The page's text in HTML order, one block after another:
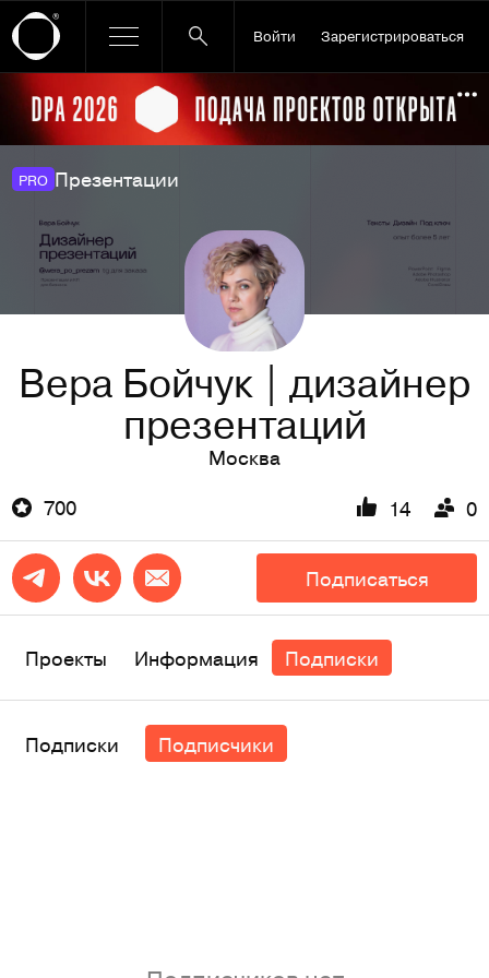
Войти Зарегистрироваться
Ссылка баннера
PRO Презентации
Вера Бойчук | дизайнер
презентаций
Москва
700
14 0
Подписаться
Проекты Информация Подписки
Подписки Подписчики